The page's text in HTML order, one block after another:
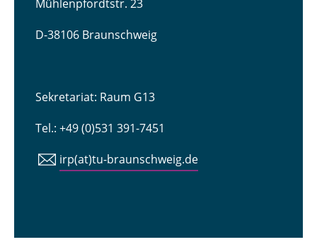
Mühlenpfordtstr. 23
D-38106 Braunschweig
Sekretariat: Raum G13
Tel.: +49 (0)531 391-7451
irp(at)tu-braunschweig.de